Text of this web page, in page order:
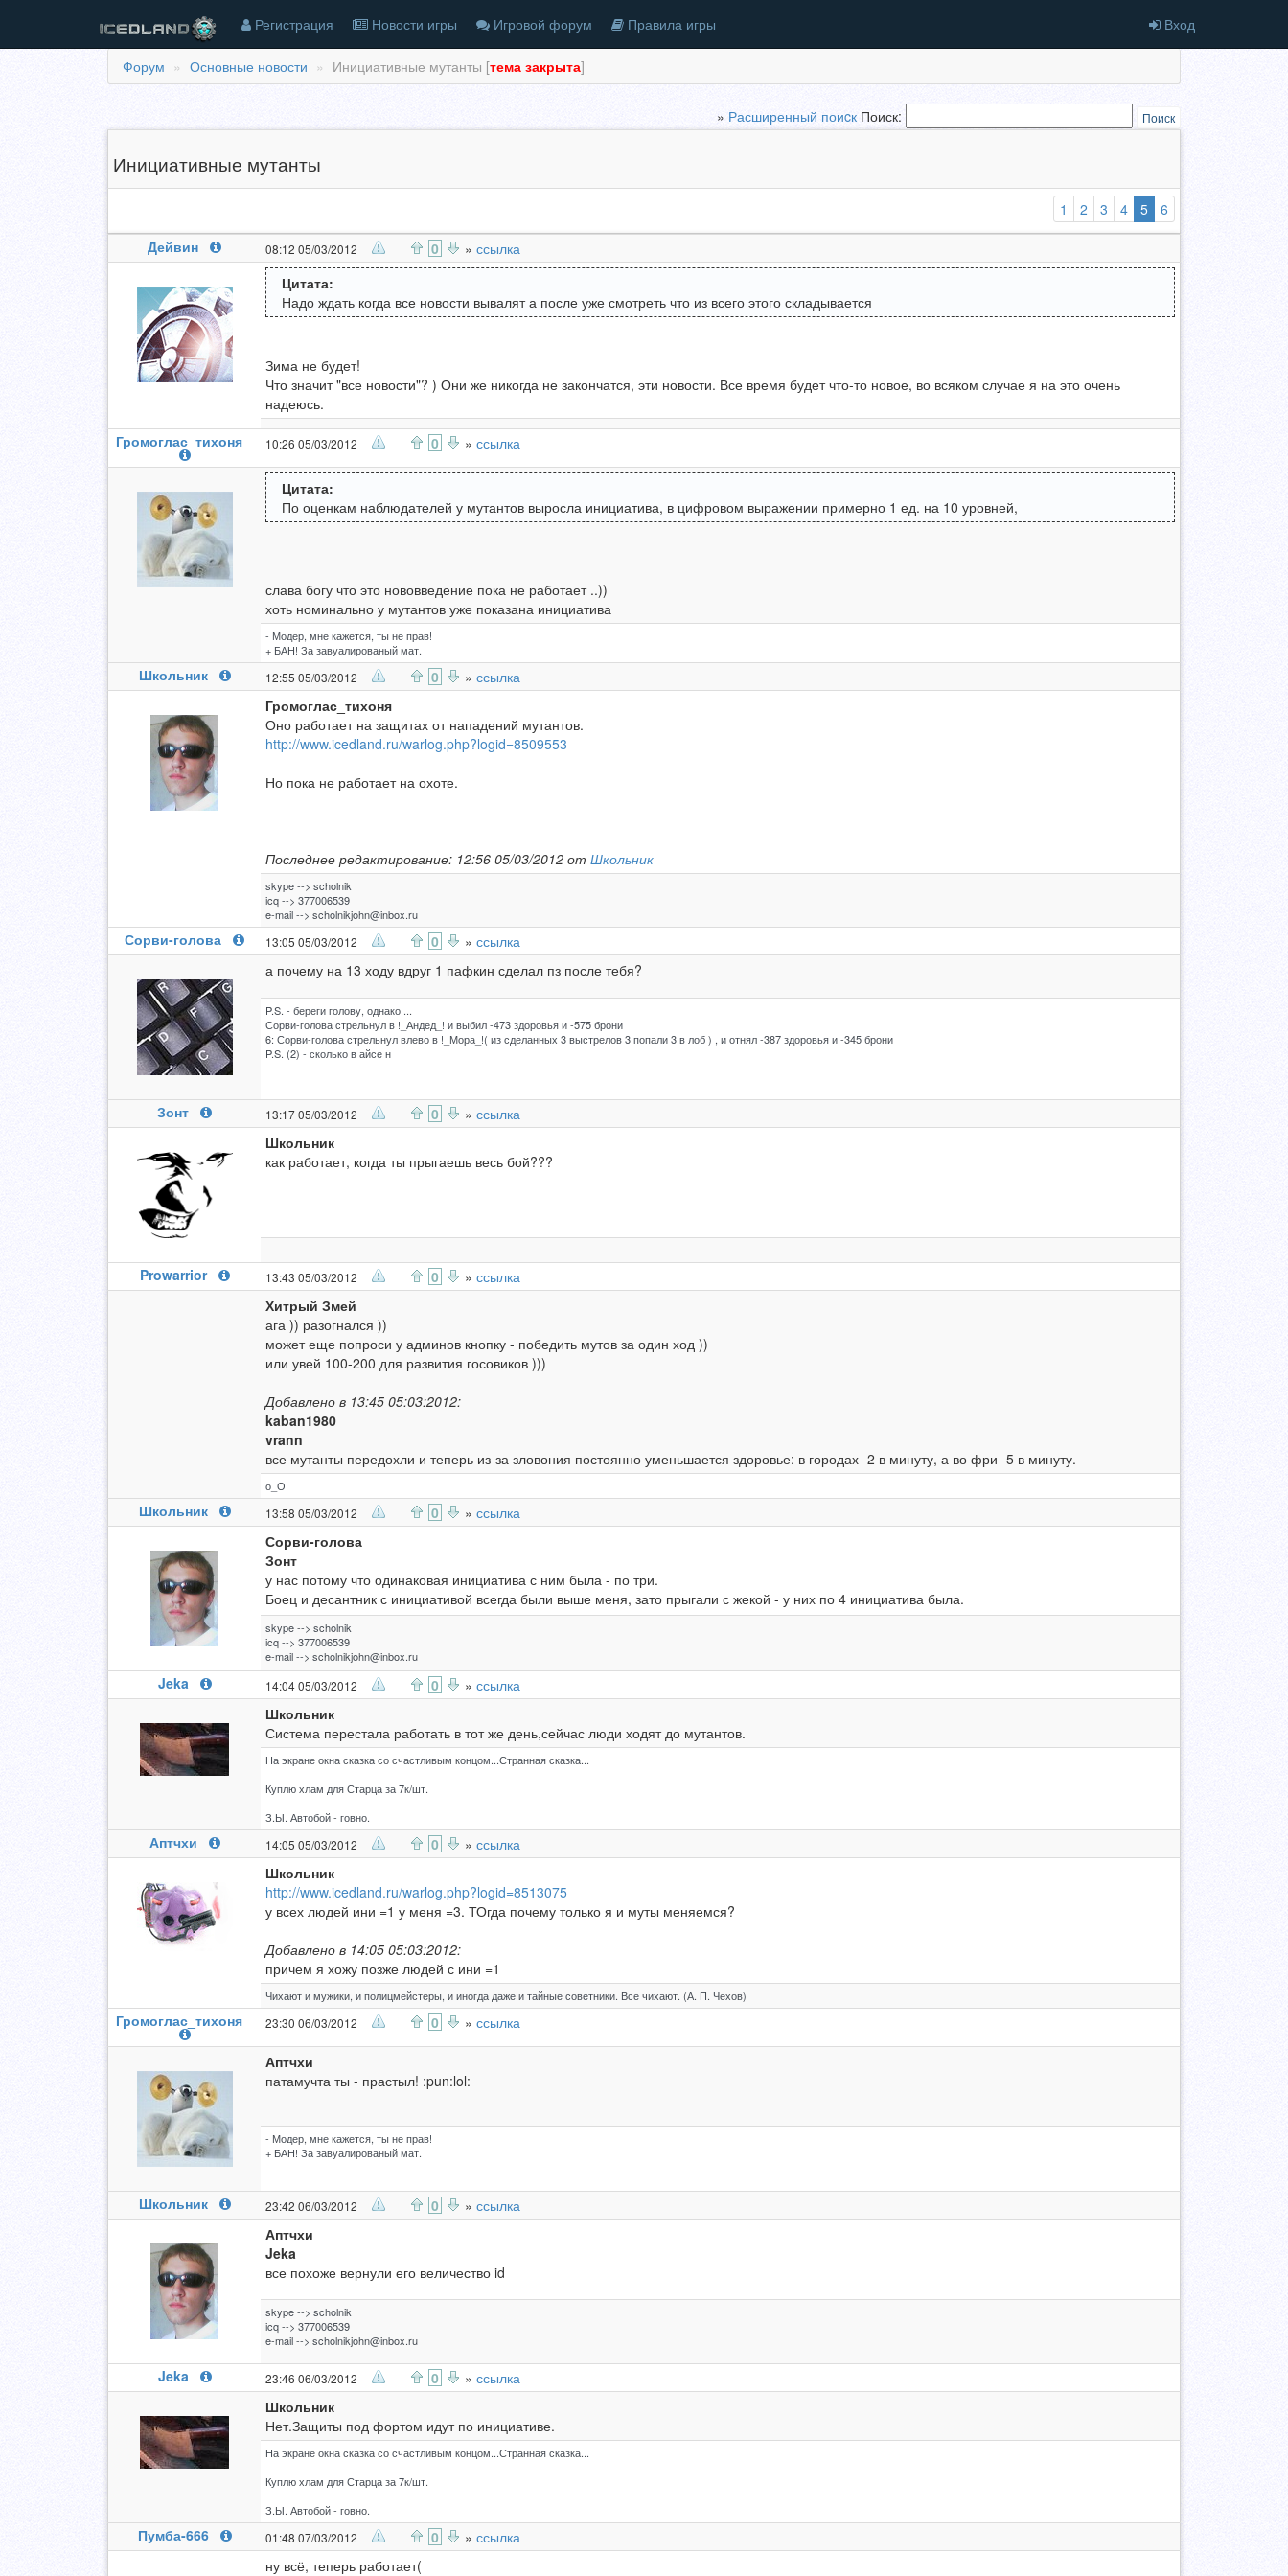
Регистрация Новости игры Игровой форум Правила игры Вход
Форум Основные новости Инициативные мутанты [тема закрыта]
» Расширенный поиcк Поиск: Поиск
Инициативные мутанты
1 2 3 4 5(выбранная)
6
Дейвин
08:12 05/03/2012 0 » ссылка
Цитата:
Надо ждать когда все новости вывалят а после уже смотреть что из всего этого складывается
Зима не будет!
Что значит "все новости"? ) Они же никогда не закончатся, эти новости. Все время будет что-то новое, во всяком случае я на это очень
надеюсь.
Громоглас_тихоня
10:26 05/03/2012 0 » ссылка
Цитата:
По оценкам наблюдателей у мутантов выросла инициатива, в цифровом выражении примерно 1 ед. на 10 уровней,
слава богу что это нововведение пока не работает ..))
хоть номинально у мутантов уже показана инициатива
- Модер, мне кажется, ты не прав!
+ БАН! За завуалированый мат.
Школьник 12:55 05/03/2012 0 » ссылка
Громоглас_тихоня
Оно работает на защитах от нападений мутантов.
http://www.icedland.ru/warlog.php?logid=8509553
Но пока не работает на охоте.
Последнее редактирование: 12:56 05/03/2012 от Школьник
skype --> scholnik
icq --> 377006539
e-mail --> scholnikjohn@inbox.ru
Сорви-голова 13:05 05/03/2012 0 » ссылка
а почему на 13 ходу вдруг 1 пафкин сделал пз после тебя?
P.S. - береги голову, однако ...
Сорви-голова стрельнул в !_Андед_! и выбил -473 здоровья и -575 брони
6: Сорви-голова стрельнул влево в !_Мора_!( из сделанных 3 выстрелов 3 попали 3 в лоб ) , и отнял -387 здоровья и -345 брони
P.S. (2) - сколько в айсе н
Зонт 13:17 05/03/2012 0 » ссылка
Школьник
как работает, когда ты прыгаешь весь бой???
Prowarrior 13:43 05/03/2012 0 » ссылка
Хитрый Змей
ага )) разогнался ))
может еще попроси у админов кнопку - победить мутов за один ход ))
или увей 100-200 для развития госовиков )))
Добавлено в 13:45 05:03:2012:
kaban1980
vrann
все мутанты передохли и теперь из-за зловония постоянно уменьшается здоровье: в городах -2 в минуту, а во фри -5 в минуту.
о_О
Школьник 13:58 05/03/2012 0 » ссылка
Сорви-голова
Зонт
у нас потому что одинаковая инициатива с ним была - по три.
Боец и десантник с инициативой всегда были выше меня, зато прыгали с жекой - у них по 4 инициатива была.
skype --> scholnik
icq --> 377006539
e-mail --> scholnikjohn@inbox.ru
Jeka 14:04 05/03/2012 0 » ссылка
Школьник
Система перестала работать в тот же день,сейчас люди ходят до мутантов.
На экране окна сказка со счастливым концом...Странная сказка...
Куплю хлам для Старца за 7к/шт.
З.Ы. Автобой - говно.
Аптчхи 14:05 05/03/2012 0 » ссылка
Школьник
http://www.icedland.ru/warlog.php?logid=8513075
у всех людей ини =1 у меня =3. ТОгда почему только я и муты меняемся?
Добавлено в 14:05 05:03:2012:
причем я хожу позже людей с ини =1
Чихают и мужики, и полицмейстеры, и иногда даже и тайные советники. Все чихают. (А. П. Чехов)
Громоглас_тихоня 23:30 06/03/2012 0 » ссылка
Аптчхи
патамучта ты - прастыл! :pun:lol:
- Модер, мне кажется, ты не прав!
+ БАН! За завуалированый мат.
Школьник 23:42 06/03/2012 0 » ссылка
Аптчхи
Jeka
все похоже вернули его величество id
skype --> scholnik
icq --> 377006539
e-mail --> scholnikjohn@inbox.ru
Jeka 23:46 06/03/2012 0 » ссылка
Школьник
Нет.Защиты под фортом идут по инициативе.
На экране окна сказка со счастливым концом...Странная сказка...
Куплю хлам для Старца за 7к/шт.
З.Ы. Автобой - говно.
Пумба-666 01:48 07/03/2012 0 » ссылка
ну всё, теперь работает(